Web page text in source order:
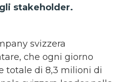
stakeholder.
svizzera
che ogni giorno
totale di 8,3 milioni di